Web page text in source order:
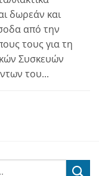
δωρεάν και
από την
τους για τη
Συσκευών
του...